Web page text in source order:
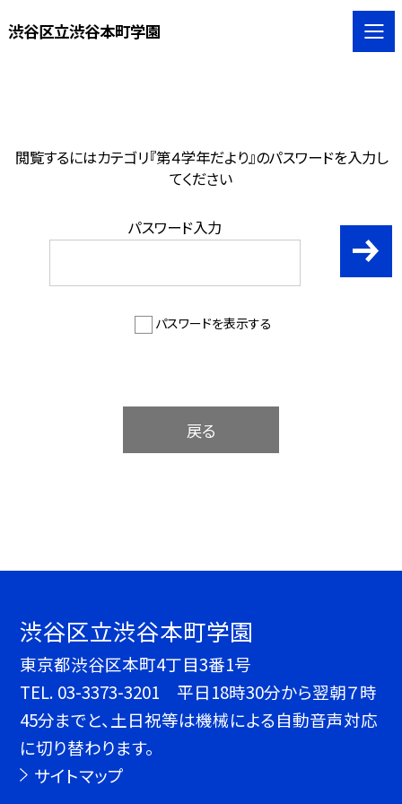
渋谷区立渋谷本町学園
閲覧するにはカテゴリ『第４学年だより』のパスワードを入力し
てください
パスワード入力
パスワードを表示する
戻る
渋谷区立渋谷本町学園
東京都渋谷区本町4丁目3番1号
TEL. 03-3373-3201 平日18時30分から翌朝７時
45分までと、土日祝等は機械による自動音声対応
に切り替わります。
サイトマップ